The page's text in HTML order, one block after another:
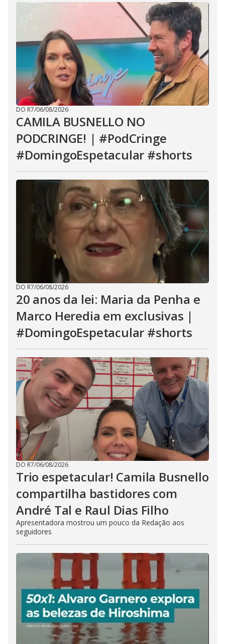
DO R7/06/08/2026
CAMILA BUSNELLO NO
PODCRINGE! | #PodCringe
#DomingoEspetacular #shorts
DO R7/06/08/2026
20 anos da lei: Maria da Penha e
Marco Heredia em exclusivas |
#DomingoEspetacular #shorts
DO R7/06/08/2026
Trio espetacular! Camila Busnello
compartilha bastidores com
André Tal e Raul Dias Filho
Apresentadora mostrou um pouco da Redação aos
seguidores